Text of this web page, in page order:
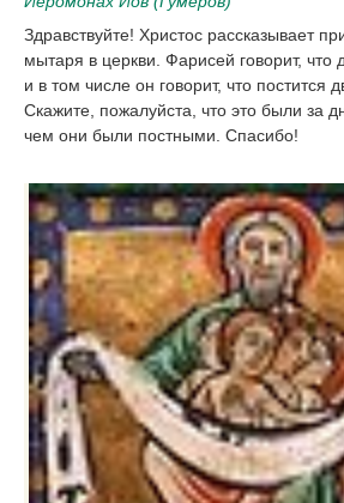
Здравствуйте! Христос рассказывает
мытаря в церкви. Фарисей говорит, что
и в том числе он говорит, что постится
Скажите, пожалуйста, что это были за
чем они были постными. Спасибо!